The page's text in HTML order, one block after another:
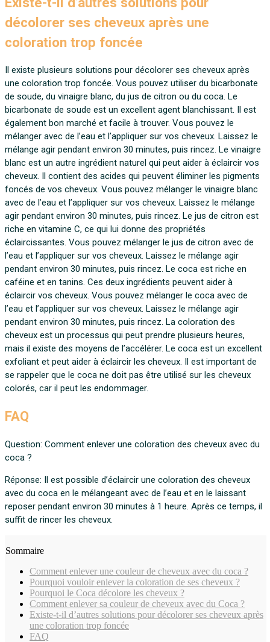
décolorer ses cheveux après une
coloration trop foncée
Il existe plusieurs solutions pour décolorer ses cheveux après
une coloration trop foncée. Vous pouvez utiliser du bicarbonate
de soude, du vinaigre blanc, du jus de citron ou du coca. Le
bicarbonate de soude est un excellent agent blanchissant. Il est
également bon marché et facile à trouver. Vous pouvez le
mélanger avec de l’eau et l’appliquer sur vos cheveux. Laissez le
mélange agir pendant environ 30 minutes, puis rincez. Le vinaigre
blanc est un autre ingrédient naturel qui peut aider à éclaircir vos
cheveux. Il contient des acides qui peuvent éliminer les pigments
foncés de vos cheveux. Vous pouvez mélanger le vinaigre blanc
avec de l’eau et l’appliquer sur vos cheveux. Laissez le mélange
agir pendant environ 30 minutes, puis rincez. Le jus de citron est
riche en vitamine C, ce qui lui donne des propriétés
éclaircissantes. Vous pouvez mélanger le jus de citron avec de
l’eau et l’appliquer sur vos cheveux. Laissez le mélange agir
pendant environ 30 minutes, puis rincez. Le coca est riche en
caféine et en tanins. Ces deux ingrédients peuvent aider à
éclaircir vos cheveux. Vous pouvez mélanger le coca avec de
l’eau et l’appliquer sur vos cheveux. Laissez le mélange agir
pendant environ 30 minutes, puis rincez. La coloration des
cheveux est un processus qui peut prendre plusieurs heures,
mais il existe des moyens de l’accélérer. Le coca est un excellent
exfoliant et peut aider à éclaircir les cheveux. Il est important de
se rappeler que le coca ne doit pas être utilisé sur les cheveux
colorés, car il peut les endommager.
FAQ
Question: Comment enlever une coloration des cheveux avec du
coca ?
Réponse: Il est possible d’éclaircir une coloration des cheveux
avec du coca en le mélangeant avec de l’eau et en le laissant
reposer pendant environ 30 minutes à 1 heure. Après ce temps, il
suffit de rincer les cheveux.
Sommaire
Comment enlever une couleur de cheveux avec du coca ?
Pourquoi vouloir enlever la coloration de ses cheveux ?
Pourquoi le Coca décolore les cheveux ?
Comment enlever sa couleur de cheveux avec du Coca ?
Existe-t-il d’autres solutions pour décolorer ses cheveux après
une coloration trop foncée
FAQ